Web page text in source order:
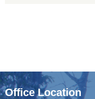
Office Location